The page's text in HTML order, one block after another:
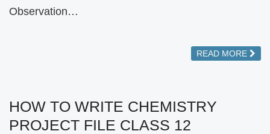
Observation…
READ MORE
HOW TO WRITE CHEMISTRY
PROJECT FILE CLASS 12